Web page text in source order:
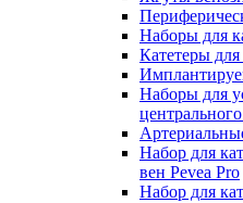
Наборы для
Катетеры
Наборы для
Набор для
вен Pevea Pro
Набор для